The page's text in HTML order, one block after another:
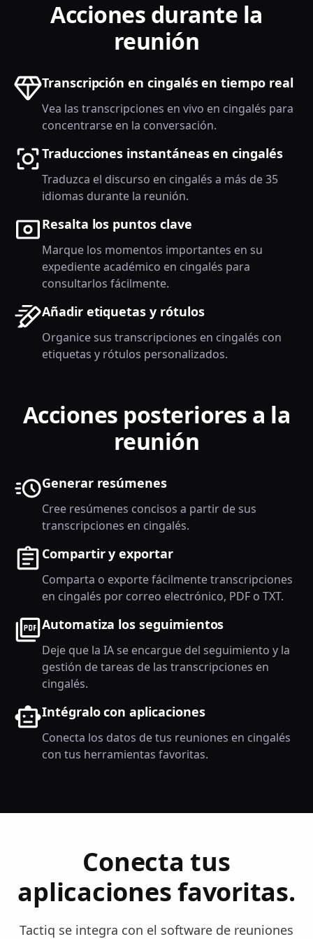
Acciones durante la
reunión
Transcripción en cingalés en tiempo real
Vea las transcripciones en vivo en cingalés para
concentrarse en la conversación.
Traducciones instantáneas en cingalés
Traduzca el discurso en cingalés a más de 35
idiomas durante la reunión.
Resalta los puntos clave
Marque los momentos importantes en su
expediente académico en cingalés para
consultarlos fácilmente.
Añadir etiquetas y rótulos
Organice sus transcripciones en cingalés con
etiquetas y rótulos personalizados.
Acciones posteriores a la
reunión
Generar resúmenes
Cree resúmenes concisos a partir de sus
transcripciones en cingalés.
Compartir y exportar
Comparta o exporte fácilmente transcripciones
en cingalés por correo electrónico, PDF o TXT.
Automatiza los seguimientos
Deje que la IA se encargue del seguimiento y la
gestión de tareas de las transcripciones en
cingalés.
Intégralo con aplicaciones
Conecta los datos de tus reuniones en cingalés
con tus herramientas favoritas.
Conecta tus
aplicaciones favoritas.
Tactiq se integra con el software de reuniones